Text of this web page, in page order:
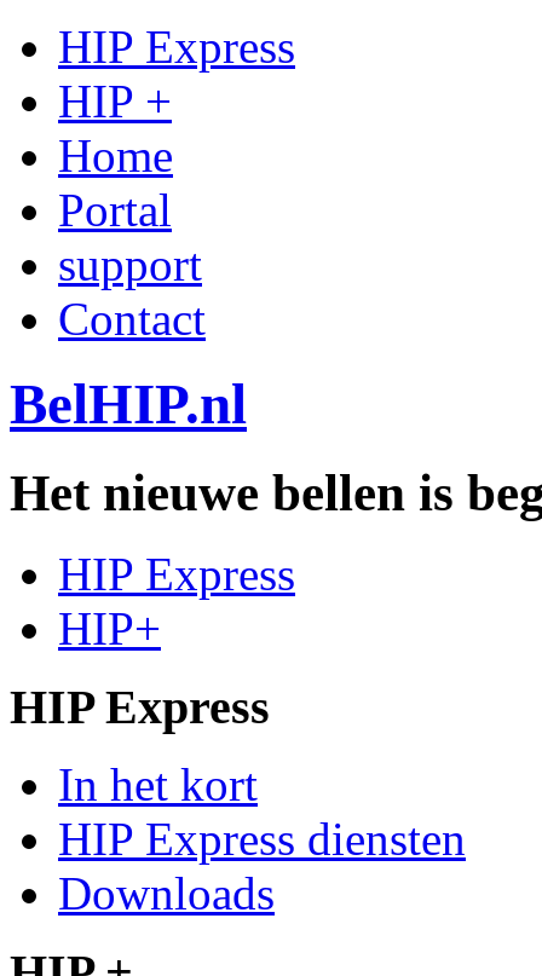
HIP Express
HIP +
Home
Portal
support
Contact
BelHIP.nl
Het nieuwe bellen is
HIP Express
HIP+
HIP Express
In het kort
HIP Express diensten
Downloads